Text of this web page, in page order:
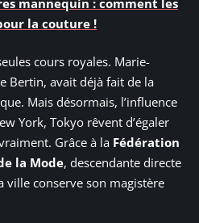
la couture !
cours royales. Marie-
Bertin, avait déjà fait de la
Mais désormais, l’influence
York, Tokyo rêvent d’égaler
Grâce à la Fédération
la Mode, descendante directe
ville conserve son magistère